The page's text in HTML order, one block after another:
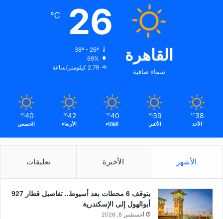
القاهرة
سماء صافية
26
℃
38º - 26º
69%
2.79 كيلومتر/ساعة
38
℃
الأحد
39
℃
الأثنين
40
℃
الثلاثاء
42
℃
الأربعاء
40
℃
الخميس
الأشهر الأخيرة تعليقات
يتوقف 6 محطات بعد أسيوط.. تفاصيل قطار 927
أبوالهول إلى الإسكندرية
أغسطس 8, 2026